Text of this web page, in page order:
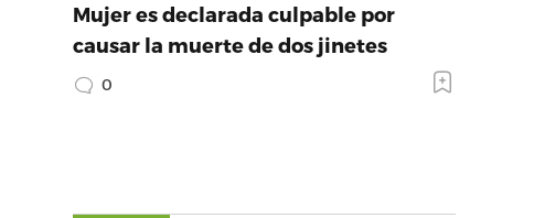
Mujer es declarada culpable por
causar la muerte de dos jinetes
0